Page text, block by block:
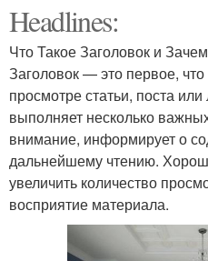
Headlines:
Что Такое Заголовок и
Заголовок — это первое, что
просмотре статьи, поста
выполняет несколько
внимание, информирует о
дальнейшему чтению.
увеличить количество
восприятие материала.